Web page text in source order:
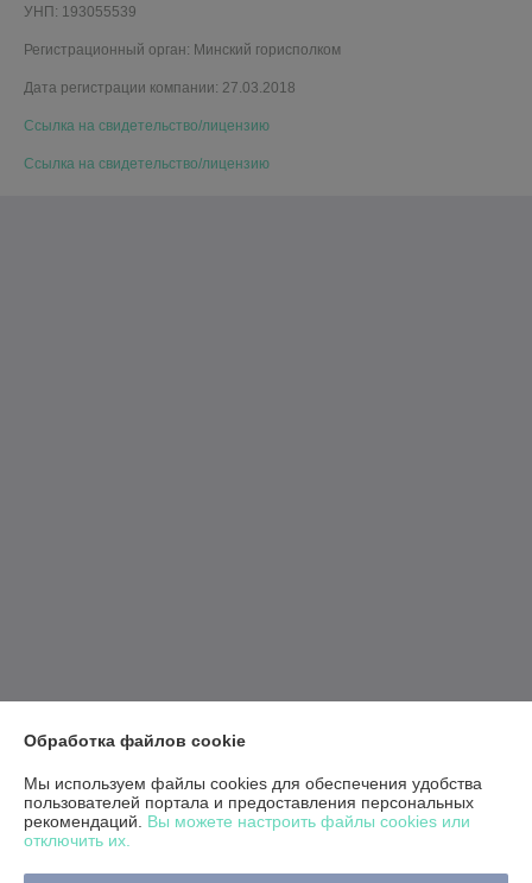
УНП: 193055539
Регистрационный орган: Минский горисполком
Дата регистрации компании: 27.03.2018
Ссылка на свидетельство/лицензию
Ссылка на свидетельство/лицензию
Обработка файлов cookie
Мы используем файлы cookies для обеспечения удобства
пользователей портала и предоставления персональных
рекомендаций. Вы можете настроить файлы cookies или
отключить их.